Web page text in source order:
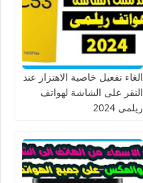
الغاء تفعيل خاصية الاهتزاز عند
النقر على الشاشة لهواتف
ريلمى 2024